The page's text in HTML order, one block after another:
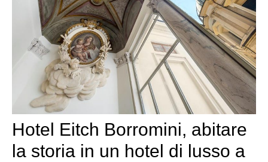
Hotel Eitch Borromini, abitare
la storia in un hotel di lusso a